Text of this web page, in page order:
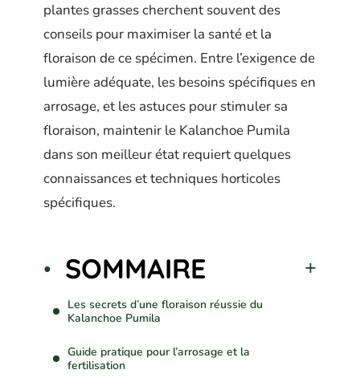
plantes grasses cherchent souvent des
conseils pour maximiser la santé et la
floraison de ce spécimen. Entre l’exigence de
lumière adéquate, les besoins spécifiques en
arrosage, et les astuces pour stimuler sa
floraison, maintenir le Kalanchoe Pumila
dans son meilleur état requiert quelques
connaissances et techniques horticoles
spécifiques.
SOMMAIRE
Les secrets d’une floraison réussie du
Kalanchoe Pumila
Guide pratique pour l’arrosage et la
fertilisation